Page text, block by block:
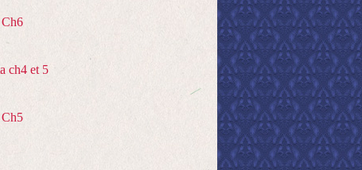
ch4 et 5